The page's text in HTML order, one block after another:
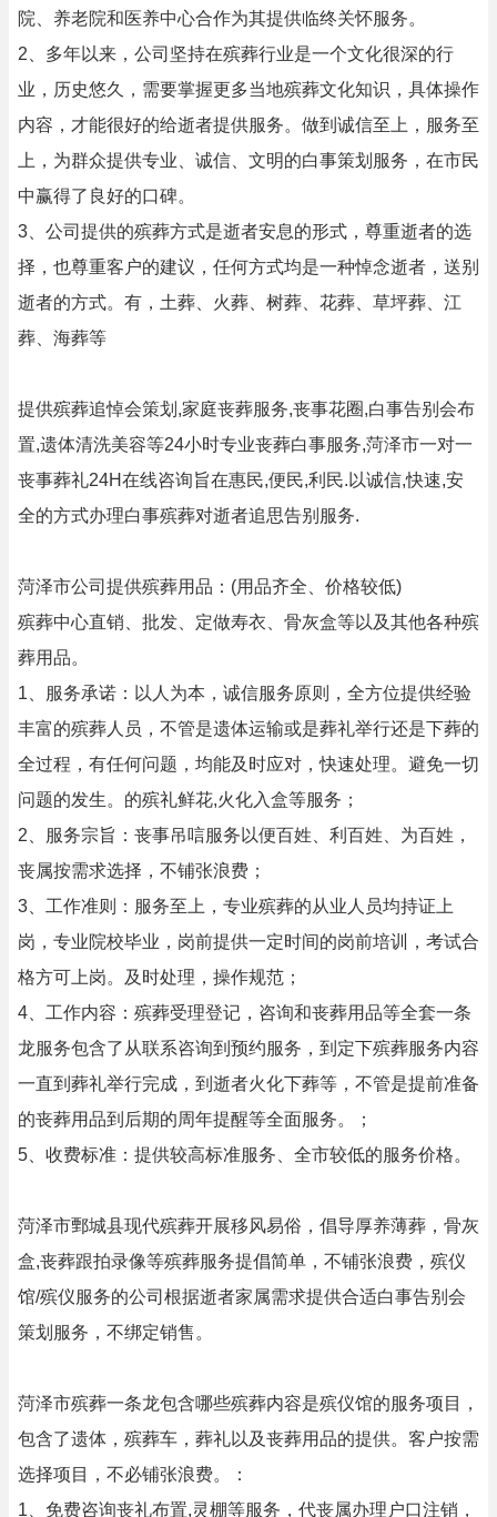
院、养老院和医养中心合作为其提供临终关怀服务。
2、多年以来，公司坚持在殡葬行业是一个文化很深的行
业，历史悠久，需要掌握更多当地殡葬文化知识，具体操作
内容，才能很好的给逝者提供服务。做到诚信至上，服务至
上，为群众提供专业、诚信、文明的白事策划服务，在市民
中赢得了良好的口碑。
3、公司提供的殡葬方式是逝者安息的形式，尊重逝者的选
择，也尊重客户的建议，任何方式均是一种悼念逝者，送别
逝者的方式。有，土葬、火葬、树葬、花葬、草坪葬、江
葬、海葬等
提供殡葬追悼会策划,家庭丧葬服务,丧事花圈,白事告别会布
置,遗体清洗美容等24小时专业丧葬白事服务,菏泽市一对一
丧事葬礼24H在线咨询旨在惠民,便民,利民.以诚信,快速,安
全的方式办理白事殡葬对逝者追思告别服务.
菏泽市公司提供殡葬用品：(用品齐全、价格较低)
殡葬中心直销、批发、定做寿衣、骨灰盒等以及其他各种殡
葬用品。
1、服务承诺：以人为本，诚信服务原则，全方位提供经验
丰富的殡葬人员，不管是遗体运输或是葬礼举行还是下葬的
全过程，有任何问题，均能及时应对，快速处理。避免一切
问题的发生。的殡礼鲜花,火化入盒等服务；
2、服务宗旨：丧事吊唁服务以便百姓、利百姓、为百姓，
丧属按需求选择，不铺张浪费；
3、工作准则：服务至上，专业殡葬的从业人员均持证上
岗，专业院校毕业，岗前提供一定时间的岗前培训，考试合
格方可上岗。及时处理，操作规范；
4、工作内容：殡葬受理登记，咨询和丧葬用品等全套一条
龙服务包含了从联系咨询到预约服务，到定下殡葬服务内容
一直到葬礼举行完成，到逝者火化下葬等，不管是提前准备
的丧葬用品到后期的周年提醒等全面服务。；
5、收费标准：提供较高标准服务、全市较低的服务价格。
菏泽市鄄城县现代殡葬开展移风易俗，倡导厚养薄葬，骨灰
盒,丧葬跟拍录像等殡葬服务提倡简单，不铺张浪费，殡仪
馆/殡仪服务的公司根据逝者家属需求提供合适白事告别会
策划服务，不绑定销售。
菏泽市殡葬一条龙包含哪些殡葬内容是殡仪馆的服务项目，
包含了遗体，殡葬车，葬礼以及丧葬用品的提供。客户按需
选择项目，不必铺张浪费。：
1、免费咨询丧礼布置,灵棚等服务，代丧属办理户口注销，